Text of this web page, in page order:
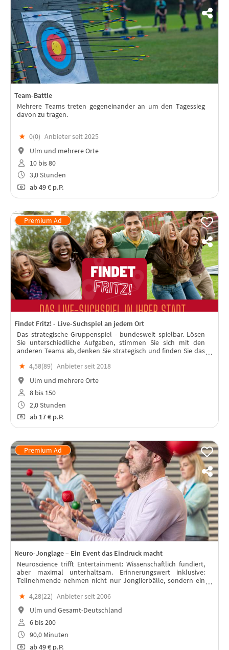
Team-Battle
Mehrere Teams treten gegeneinander an um den Tagessieg
davon zu tragen.
★ 0(0) Anbieter seit 2025
Ulm und mehrere Orte
10 bis 80
3,0 Stunden
ab49 € p.P.
Findet Fritz! - Live-Suchspiel an jedem Ort
Das strategische Gruppenspiel - bundesweit spielbar. Lösen
Sie unterschiedliche Aufgaben, stimmen Sie sich mit den
anderen Teams ab, denken Sie strategisch und finden Sie das
★ 4,58(89) Anbieter seit 2018
Ulm und mehrere Orte
8 bis 150
2,0 Stunden
ab17 € p.P.
Neuro-Jonglage – Ein Event das Eindruck macht
Neuroscience trifft Entertainment: Wissenschaftlich fundiert,
aber maximal unterhaltsam. Erinnerungswert inklusive:
Teilnehmende nehmen nicht nur Jonglierbälle, sondern ein
★ 4,28(22) Anbieter seit 2006
Ulm und Gesamt-Deutschland
6 bis 200
90,0 Minuten
ab49 € p.P.